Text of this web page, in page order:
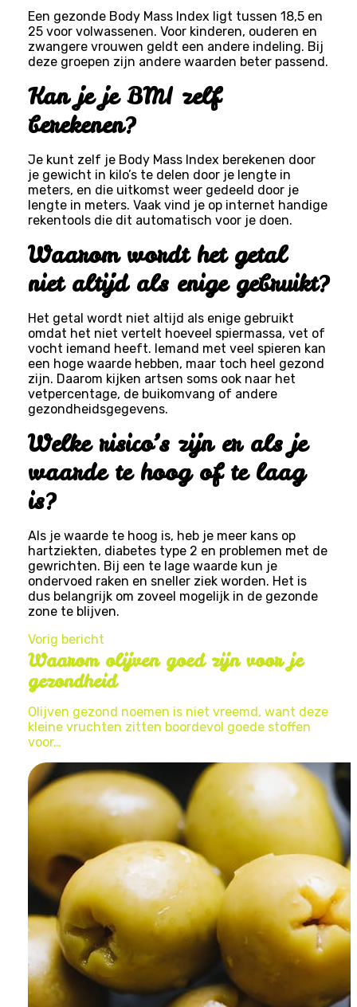
Een gezonde Body Mass Index ligt tussen 18,5 en
25 voor volwassenen. Voor kinderen, ouderen en
zwangere vrouwen geldt een andere indeling. Bij
deze groepen zijn andere waarden beter passend.
Kan je je BMI zelf
berekenen?
Je kunt zelf je Body Mass Index berekenen door
je gewicht in kilo’s te delen door je lengte in
meters, en die uitkomst weer gedeeld door je
lengte in meters. Vaak vind je op internet handige
rekentools die dit automatisch voor je doen.
Waarom wordt het getal
niet altijd als enige gebruikt?
Het getal wordt niet altijd als enige gebruikt
omdat het niet vertelt hoeveel spiermassa, vet of
vocht iemand heeft. Iemand met veel spieren kan
een hoge waarde hebben, maar toch heel gezond
zijn. Daarom kijken artsen soms ook naar het
vetpercentage, de buikomvang of andere
gezondheidsgegevens.
Welke risico’s zijn er als je
waarde te hoog of te laag
is?
Als je waarde te hoog is, heb je meer kans op
hartziekten, diabetes type 2 en problemen met de
gewrichten. Bij een te lage waarde kun je
ondervoed raken en sneller ziek worden. Het is
dus belangrijk om zoveel mogelijk in de gezonde
zone te blijven.
Vorig bericht
Waarom olijven goed zijn voor je
gezondheid
Olijven gezond noemen is niet vreemd, want deze
kleine vruchten zitten boordevol goede stoffen
voor…